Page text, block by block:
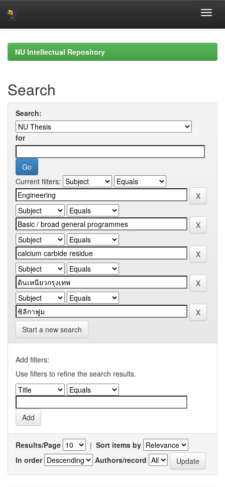
navigationNU Intellectual Repository
Search
Search:
for
Current filters:
Start a new search
Add filters:
Use filters to refine the search results.
Results/Page | Sort items by
In order
Authors/record